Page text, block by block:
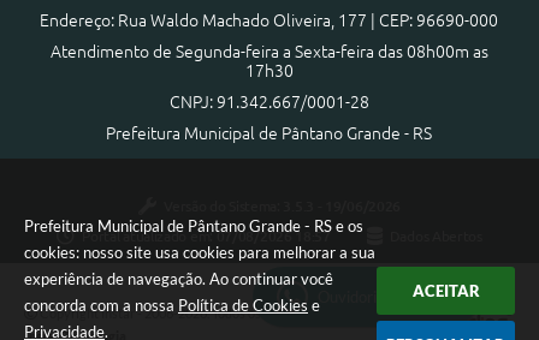
Prefeitura Municipal de Pântano Grande - RS e os
cookies: nosso site usa cookies para melhorar a sua
experiência de navegação. Ao continuar você
concorda com a nossa Política de Cookies e
Privacidade.
ACEITAR
Ouvidoria Municipal
Endereço: Rua Waldo Machado Oliveira, 177 | CEP: 96690-000
Atendimento de Segunda-feira a Sexta-feira das 08h00m as
17h30
CNPJ: 91.342.667/0001-28
Prefeitura Municipal de Pântano Grande - RS
Portal atualizado em:07/08/2026 18:57
Copyright Instar - 2006-2026. Todos os direitos reservados -
Instar Tecnologia